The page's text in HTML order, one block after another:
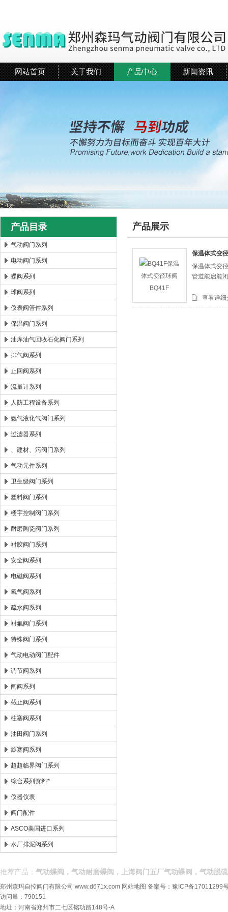
郑州森玛自控阀门有限公司
网站首页 关于我们 产品中心 新闻资讯
产品目录
气动阀门系列
电动阀门系列
蝶阀系列
球阀系列
仪表阀管件系列
保温阀门系列
油库油气回收石化阀门系列
排气阀系列
止回阀系列
流量计系列
人防工程设备系列
氨气液化气阀门系列
过滤器系列
、建材、污阀门系列
气动元件系列
卫生级阀门系列
塑料阀门系列
楼宇控制阀门系列
耐磨陶瓷阀门系列
衬胶阀门系列
安全阀系列
电磁阀系列
氧气阀系列
疏水阀系列
衬氟阀门系列
特殊阀门系列
气动电动阀门配件
调节阀系列
闸阀系列
截止阀系列
柱塞阀系列
油田阀门系列
旋塞阀系列
超超临界阀门系列
综合系列资料*
仪器仪表
阀门配件
ASCO美国进口系列
水厂排泥阀系列
产品展示
保温体式变
保温体式变
管道能启能
查看详细
推荐产品： 气动蝶阀，气动耐磨蝶阀，上海阀门五厂气动蝶阀，气动脱
郑州森玛自控阀门有限公司 www.d671x.com 网站地图 备案号： 豫ICP备17011299
访问量：790151
地址：河南省郑州市二七区铭功路148号-A